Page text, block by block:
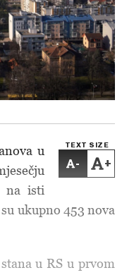
TEXT SIZE
- +
u
na isti
ukupno 453 nova
u RS u prvom